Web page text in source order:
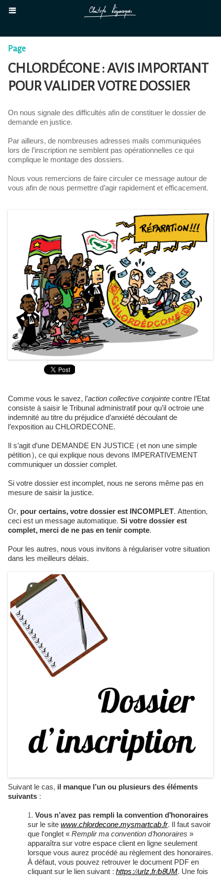
Page
CHLORDÉCONE : AVIS IMPORTANT
POUR VALIDER VOTRE DOSSIER
On nous signale des difficultés afin de constituer le dossier de
demande en justice.
Par ailleurs, de nombreuses adresses mails communiquées
lors de l’inscription ne semblent pas opérationnelles ce qui
complique le montage des dossiers.
Nous vous remercions de faire circuler ce message autour de
vous afin de nous permettre d’agir rapidement et efficacement.
Comme vous le savez, l’action collective conjointecontre l’Etat
consiste à saisir le Tribunal administratif pour qu’il octroie une
indemnité au titre du préjudice d’anxiété découlant de
l’exposition au CHLORDECONE.
Il s’agit d’une DEMANDE EN JUSTICE (et non une simple
pétition), ce qui explique nous devons IMPERATIVEMENT
communiquer un dossier complet.
Si votre dossier est incomplet, nous ne serons même pas en
mesure de saisir la justice.
Or, pour certains, votre dossier est INCOMPLET. Attention,
ceci est un message automatique.Si votre dossier est
complet, merci de ne pas en tenir compte.
Pour les autres, nous vous invitons à régulariser votre situation
dans les meilleurs délais.
Suivant le cas, il manque l’un ou plusieurs des éléments
suivants:
Vous n’avez pas rempli la convention d'honoraires
sur le sitewww.chlordecone.mysmartcab.fr. Il faut savoir
que l'onglet «Remplir ma convention d'honoraires»
apparaîtra sur votre espace client en ligne seulement
lorsque vous aurez procédé au règlement des honoraires.
À défaut, vous pouvez retrouver le document PDF en
cliquant sur le lien suivant :https://urlz.fr/b8UM. Une fois